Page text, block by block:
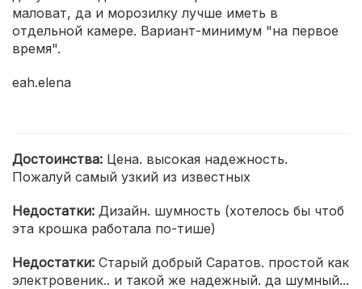
маловат, да и морозилку лучше иметь в
отдельной камере. Вариант-минимум "на первое
время".
eah.elena
Достоинства: Цена. высокая надежность.
Пожалуй самый узкий из известных
Недостатки: Дизайн. шумность (хотелось бы чтоб
эта крошка работала по-тише)
Недостатки: Старый добрый Саратов. простой как
электровеник.. и такой же надежный. да шумный...